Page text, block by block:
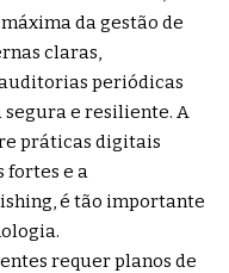
da gestão de
claras,
periódicas
e resiliente. A
práticas digitais
fortes e a
é tão importante
requer planos de